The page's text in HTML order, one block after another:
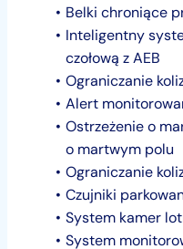
Belki chroniące
Inteligentny
czołową z AEB
Ograniczanie
Alert
Ostrzeżenie o
o martwym polu
Ograniczanie
Czujniki
System kamer
System